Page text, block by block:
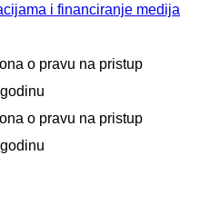
i financiranje medija
o pravu na pristup
o pravu na pristup